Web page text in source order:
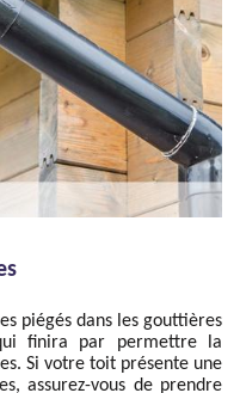
piégés dans les gouttières
finira par permettre la
Si votre toit présente une
assurez-vous de prendre